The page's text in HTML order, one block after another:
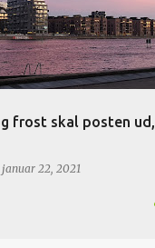
frost skal posten ud,
januar 22, 2021